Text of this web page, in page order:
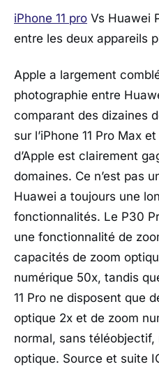
iPhone 11 pro Vs Huawei
entre les deux appareils
Apple a largement
photographie entre
comparant des dizaines
sur l’iPhone 11 Pro Max
d’Apple est clairement
domaines. Ce n’est pas
Huawei a toujours une
fonctionnalités. Le P30
une fonctionnalité de
capacités de zoom
numérique 50x, tandis
11 Pro ne disposent que
optique 2x et de zoom
normal, sans
optique. Source et suite